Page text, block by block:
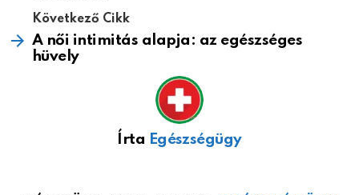
Következő Cikk
A női intimitás alapja: az egészséges
hüvely
Írta Egészségügy